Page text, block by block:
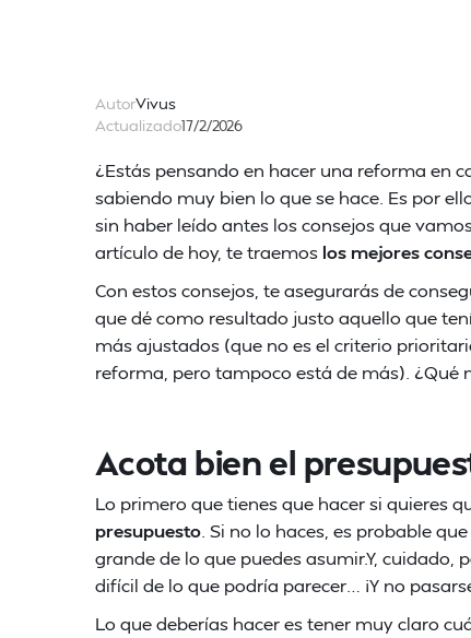
AutorVivus
Actualizado17/2/2026
¿Estás pensando en hacer una reforma en
sabiendo muy bien lo que se hace. Es por
sin haber leído antes los consejos que
artículo de hoy, te traemos los mejores
Con estos consejos, te asegurarás de
que dé como resultado justo aquello que
más ajustados (que no es el criterio
reforma, pero tampoco está de más). ¿Qué
Acota bien el
Lo primero que tienes que hacer si quieres
presupuesto . Si no lo haces, es probable
grande de lo que puedes asumir.Y,
difícil de lo que podría parecer… ¡Y no
Lo que deberías hacer es tener muy claro